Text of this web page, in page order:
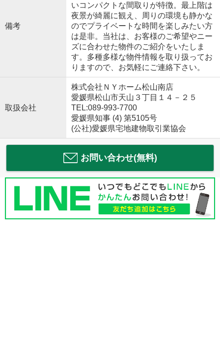
備考
いコンパクトな間取りが特徴。最上階は
夜景が綺麗に観え、周りの環境も静かな
のでプライベートな時間を楽しみたい方
は是非。当社は、お客様のご希望やニー
ズに合わせた物件のご紹介をいたしま
す。多種多様な物件情報を取り扱ってお
りますので、お気軽にご連絡下さい。
取扱会社
株式会社ＮＹホーム松山南店
愛媛県松山市天山３丁目１４－２５
TEL:089-993-7700
愛媛県知事 (4) 第5105号
(公社)愛媛県宅地建物取引業協会
お問い合わせ(無料)